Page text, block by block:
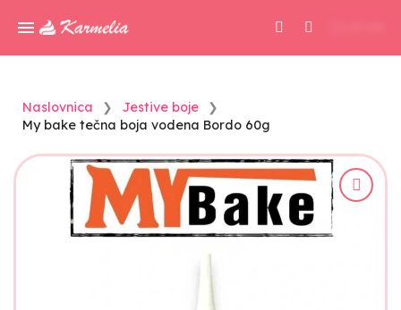
Naslovnica
Jestive boje
My bake tečna boja vodena Bordo 60g